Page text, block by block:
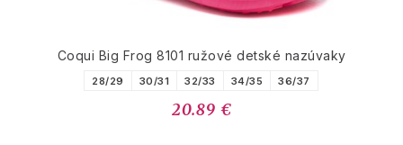
Coqui Big Frog 8101 ružové detské nazúvaky
28/29 30/31 32/33 34/35 36/37
20.89 €